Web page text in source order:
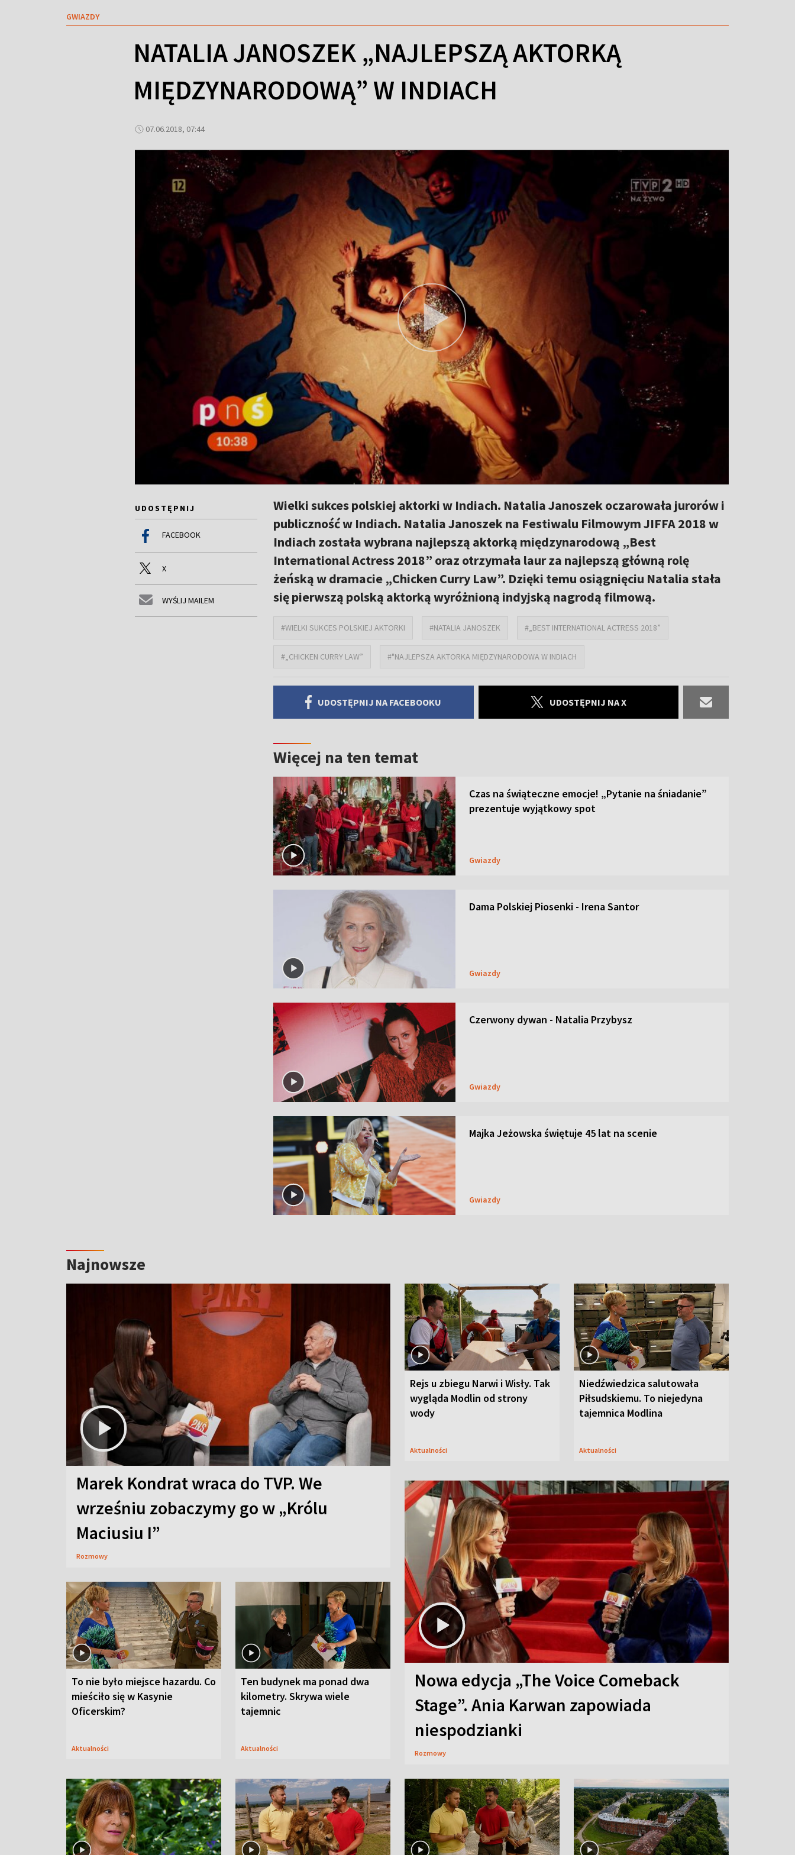
GWIAZDY
NATALIA JANOSZEK „NAJLEPSZĄ AKTORKĄ
MIĘDZYNARODOWĄ” W INDIACH
07.06.2018, 07:44
UDOSTĘPNIJ
FACEBOOK
X
WYŚLIJ MAILEM
Wielki sukces polskiej aktorki w Indiach. Natalia Janoszek oczarowała jurorów i
publiczność w Indiach. Natalia Janoszek na Festiwalu Filmowym JIFFA 2018 w
Indiach została wybrana najlepszą aktorką międzynarodową „Best
International Actress 2018” oraz otrzymała laur za najlepszą główną rolę
żeńską w dramacie „Chicken Curry Law”. Dzięki temu osiągnięciu Natalia stała
się pierwszą polską aktorką wyróżnioną indyjską nagrodą filmową.
#WIELKI SUKCES POLSKIEJ AKTORKI #NATALIA JANOSZEK #„BEST INTERNATIONAL ACTRESS 2018”
#„CHICKEN CURRY LAW” #"NAJLEPSZA AKTORKA MIĘDZYNARODOWA W INDIACH
UDOSTĘPNIJ NA FACEBOOKU UDOSTĘPNIJ NA X
Więcej na ten temat
Czas na świąteczne emocje! „Pytanie na śniadanie”
prezentuje wyjątkowy spot
Gwiazdy
Dama Polskiej Piosenki - Irena Santor
Gwiazdy
Czerwony dywan - Natalia Przybysz
Gwiazdy
Majka Jeżowska świętuje 45 lat na scenie
Gwiazdy
Najnowsze
Marek Kondrat wraca do TVP. We
wrześniu zobaczymy go w „Królu
Maciusiu I”
Rozmowy
Rejs u zbiegu Narwi i Wisły. Tak
wygląda Modlin od strony
wody
Aktualności
Niedźwiedzica salutowała
Piłsudskiemu. To niejedyna
tajemnica Modlina
Aktualności
To nie było miejsce hazardu. Co
mieściło się w Kasynie
Oficerskim?
Aktualności
Ten budynek ma ponad dwa
kilometry. Skrywa wiele
tajemnic
Aktualności
Nowa edycja „The Voice Comeback
Stage”. Ania Karwan zapowiada
niespodzianki
Rozmowy